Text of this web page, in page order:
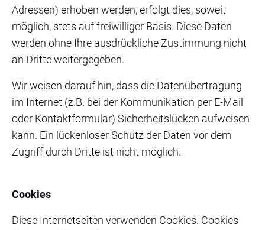
Adressen) erhoben werden, erfolgt dies, soweit
möglich, stets auf freiwilliger Basis. Diese Daten
werden ohne Ihre ausdrückliche Zustimmung nicht
an Dritte weitergegeben.
Wir weisen darauf hin, dass die Datenübertragung
im Internet (z.B. bei der Kommunikation per E-Mail
oder Kontaktformular) Sicherheitslücken aufweisen
kann. Ein lückenloser Schutz der Daten vor dem
Zugriff durch Dritte ist nicht möglich.
Cookies
Diese Internetseiten verwenden Cookies. Cookies